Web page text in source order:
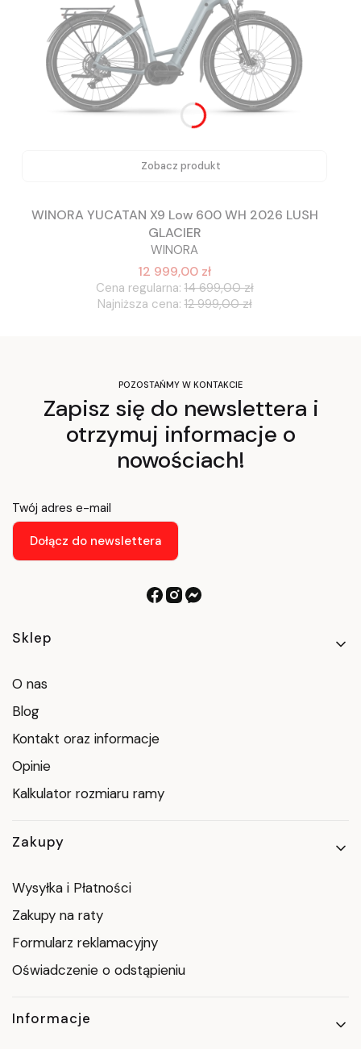
Zobacz produkt
WINORA YUCATAN X9 Low 600 WH 2026 LUSH
GLACIER
WINORA
12 999,00 zł
Cena regularna: 14 699,00 zł
Najniższa cena: 12 999,00 zł
POZOSTAŃMY W KONTAKCIE
Zapisz się do newslettera i
otrzymuj informacje o
nowościach!
Twój adres e-mail
Dołącz do newslettera
Linki w stopce
Sklep
O nas
Blog
Kontakt oraz informacje
Opinie
Kalkulator rozmiaru ramy
Zakupy
Wysyłka i Płatności
Zakupy na raty
Formularz reklamacyjny
Oświadczenie o odstąpieniu
Informacje